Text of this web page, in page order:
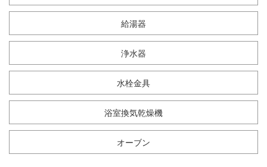
給湯器
浄水器
水栓金具
浴室換気乾燥機
オーブン